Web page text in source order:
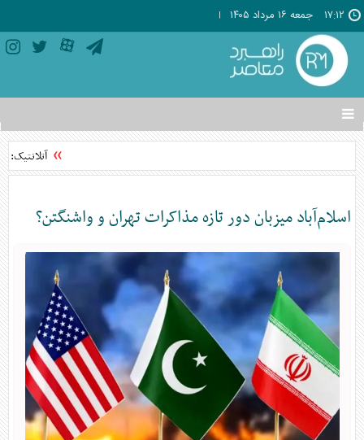
۱۷:۱۲ جمعه ۱۶ مرداد ۱۴۰۵
تغییر
وضعیت
منوی
ها
آتلانتیک:
اسلام‌آباد میزبان دور تازه مذاکرات تهران و واشنگتن؟